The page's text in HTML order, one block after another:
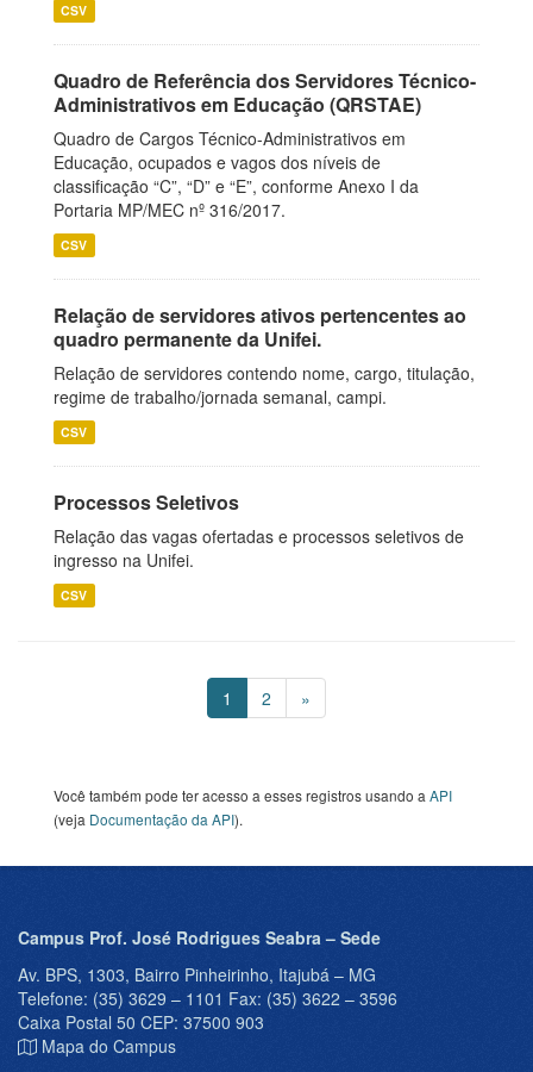
CSV
Quadro de Referência dos Servidores Técnico-
Administrativos em Educação (QRSTAE)
Quadro de Cargos Técnico-Administrativos em
Educação, ocupados e vagos dos níveis de
classificação “C”, “D” e “E”, conforme Anexo I da
Portaria MP/MEC nº 316/2017.
CSV
Relação de servidores ativos pertencentes ao
quadro permanente da Unifei.
Relação de servidores contendo nome, cargo, titulação,
regime de trabalho/jornada semanal, campi.
CSV
Processos Seletivos
Relação das vagas ofertadas e processos seletivos de
ingresso na Unifei.
CSV
1 2 »
Você também pode ter acesso a esses registros usando a API
(veja Documentação da API).
Campus Prof. José Rodrigues Seabra – Sede
Av. BPS, 1303, Bairro Pinheirinho, Itajubá – MG
Telefone: (35) 3629 – 1101 Fax: (35) 3622 – 3596
Caixa Postal 50 CEP: 37500 903
Mapa do Campus